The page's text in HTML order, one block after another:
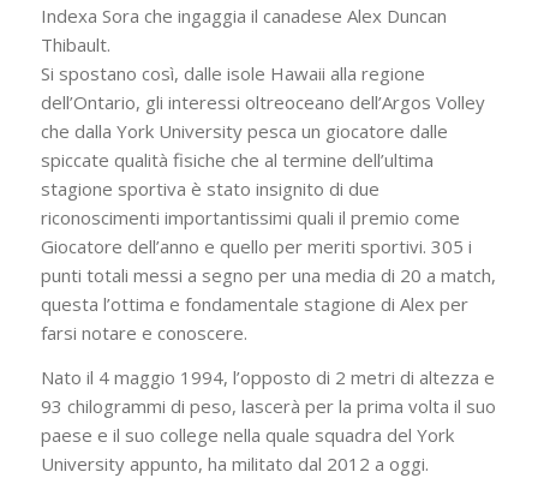
Indexa Sora che ingaggia il canadese Alex Duncan
Thibault.
Si spostano così, dalle isole Hawaii alla regione
dell’Ontario, gli interessi oltreoceano dell’Argos Volley
che dalla York University pesca un giocatore dalle
spiccate qualità fisiche che al termine dell’ultima
stagione sportiva è stato insignito di due
riconoscimenti importantissimi quali il premio come
Giocatore dell’anno e quello per meriti sportivi. 305 i
punti totali messi a segno per una media di 20 a match,
questa l’ottima e fondamentale stagione di Alex per
farsi notare e conoscere.
Nato il 4 maggio 1994, l’opposto di 2 metri di altezza e
93 chilogrammi di peso, lascerà per la prima volta il suo
paese e il suo college nella quale squadra del York
University appunto, ha militato dal 2012 a oggi.